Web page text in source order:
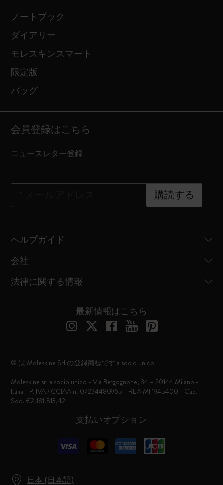
ノートブック
ダイアリー
モレスキンスマート
限定版
バッグ
会員登録はこちら
ニュースレター登録
購読する
ヘルプガイド
会社
法律に関する情報
最新情報はこちら
日本 (日本語)
支払いオプション
© は Moleskine Srl の登録商標です a socio unico
Moleskine srl a socio unico - Via Bergognone, 34 – 20144 Milano -
Italia - P. IVA / CCIAA n. 07234480965 - REA MI 1945400 - Cap.
Soc. €2.181.513,42